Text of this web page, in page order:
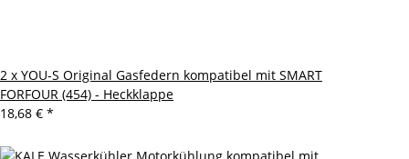
2 x YOU-S Original Gasfedern kompatibel mit SMART
FORFOUR (454) - Heckklappe
18,68 € *